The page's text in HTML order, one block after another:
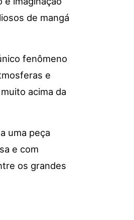
de mangá
fenômeno
e
acima da
uma peça
e com
os grandes